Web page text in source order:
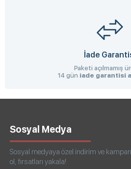
İade
Paketi açılmamış
14 gün iade garantisi
Sosyal Medya
Sosyal medyaya özel indirim ve
ol, fırsatları yakala!